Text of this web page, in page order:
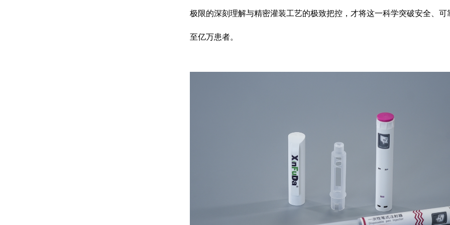
极限的深刻理解与精密灌装工艺的极致把控，才将这一科学突破安全、可
至亿万患者。